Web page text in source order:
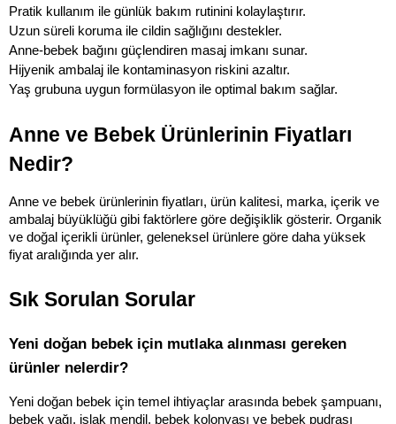
Pratik kullanım ile günlük bakım rutinini kolaylaştırır.
Uzun süreli koruma ile cildin sağlığını destekler.
Anne-bebek bağını güçlendiren masaj imkanı sunar.
Hijyenik ambalaj ile kontaminasyon riskini azaltır.
Yaş grubuna uygun formülasyon ile optimal bakım sağlar.
Anne ve Bebek Ürünlerinin Fiyatları
Nedir?
Anne ve bebek ürünlerinin fiyatları, ürün kalitesi, marka, içerik ve
ambalaj büyüklüğü gibi faktörlere göre değişiklik gösterir. Organik
ve doğal içerikli ürünler, geleneksel ürünlere göre daha yüksek
fiyat aralığında yer alır.
Sık Sorulan Sorular
Yeni doğan bebek için mutlaka alınması gereken
ürünler nelerdir?
Yeni doğan bebek için temel ihtiyaçlar arasında bebek şampuanı,
bebek yağı, islak mendil, bebek kolonyası ve bebek pudrası